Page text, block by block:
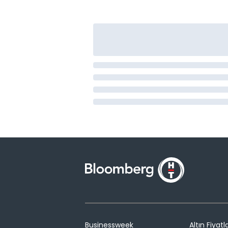
Businessweek
Altın